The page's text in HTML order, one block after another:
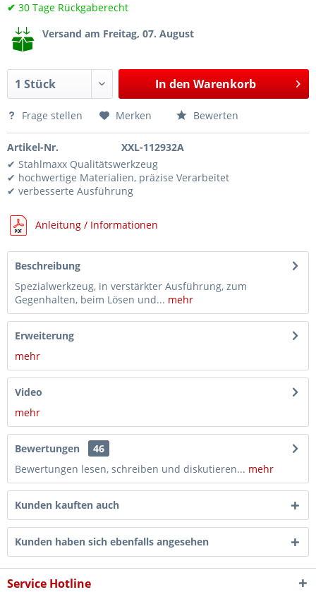
✔ 30 Tage Rückgaberecht
Versand am Freitag, 07. August
In den Warenkorb
Frage stellen Merken Bewerten
Artikel-Nr.
XXL-112932A
✔ Stahlmaxx Qualitätswerkzeug
✔ hochwertige Materialien, präzise Verarbeitet
✔ verbesserte Ausführung
Anleitung / Informationen
Beschreibung
Spezialwerkzeug, in verstärkter Ausführung, zum
Gegenhalten, beim Lösen und... mehr
Erweiterung
mehr
Video
mehr
Bewertungen
46
Bewertungen lesen, schreiben und diskutieren... mehr
Kunden kauften auch
Kunden haben sich ebenfalls angesehen
Service Hotline